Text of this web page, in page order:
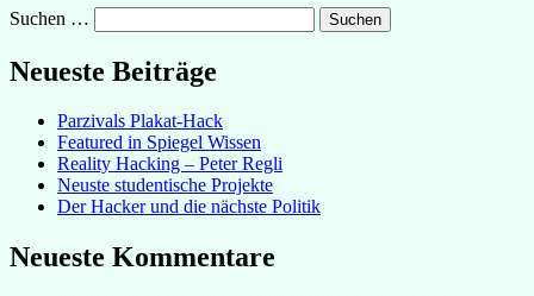
Suchen …
Neueste Beiträge
Parzivals Plakat-Hack
Featured in Spiegel Wissen
Reality Hacking – Peter Regli
Neuste studentische Projekte
Der Hacker und die nächste Politik
Neueste Kommentare